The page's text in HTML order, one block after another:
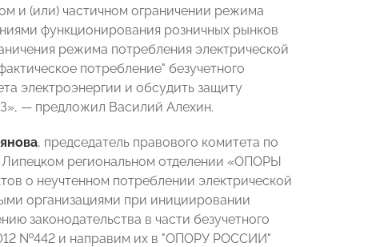
и (или) частичном ограничении режима
функционирования розничных рынков
режима потребления электрической
потребление" безучетного
электроэнергии и обсудить защиту
— предложил Василий Алехин.
, председатель правового комитета по
региональном отделении «ОПОРЫ
о неучтенном потреблении электрической
организациями при инициировании
законодательства в части безучетного
№442 и направим их в "ОПОРУ РОССИИ"